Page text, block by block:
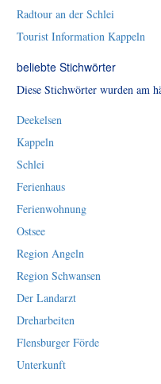
Radtour an der Schlei
Tourist Information Kappeln
beliebte Stichwörter
Diese Stichwörter wurden am
Deekelsen
Kappeln
Schlei
Ferienhaus
Ferienwohnung
Ostsee
Region Angeln
Region Schwansen
Der Landarzt
Dreharbeiten
Flensburger Förde
Unterkunft